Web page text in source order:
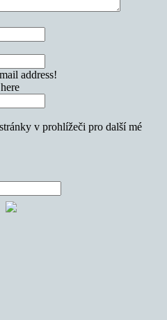
address!
v prohlížeči pro další mé